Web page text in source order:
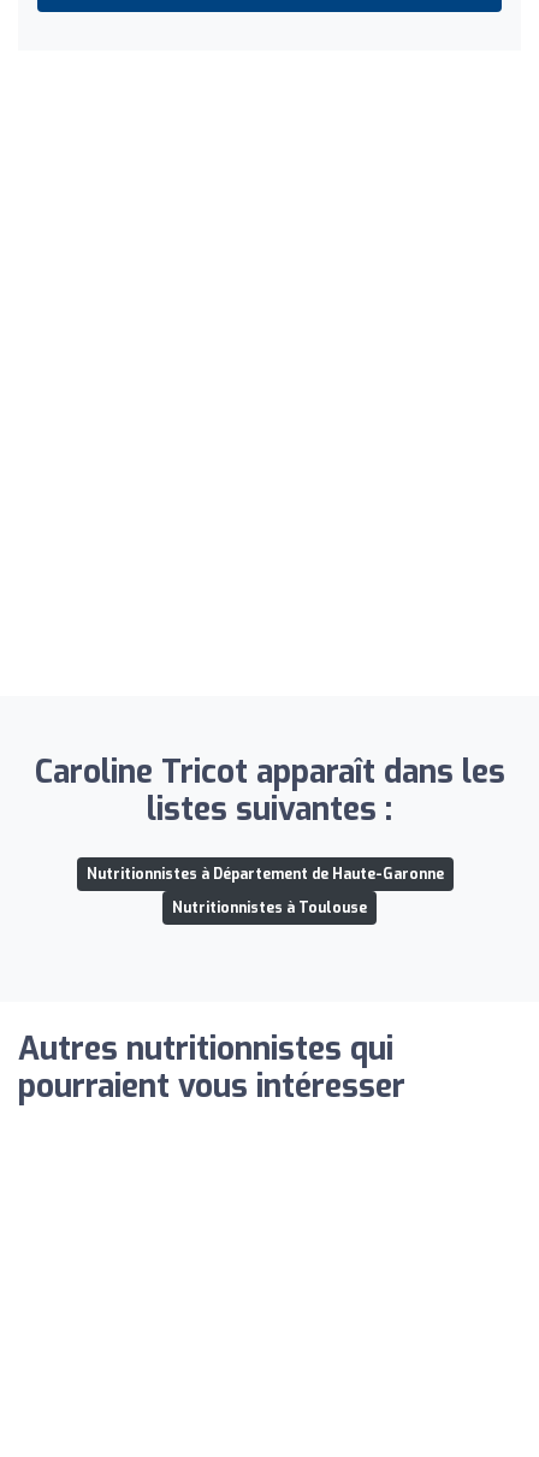
Caroline Tricot apparaît dans les
listes suivantes :
Nutritionnistes à Département de Haute-Garonne
Nutritionnistes à Toulouse
Autres nutritionnistes qui
pourraient vous intéresser